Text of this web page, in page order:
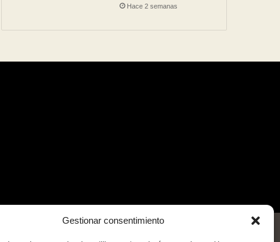
Gestionar consentimiento
Hace 2 semanas